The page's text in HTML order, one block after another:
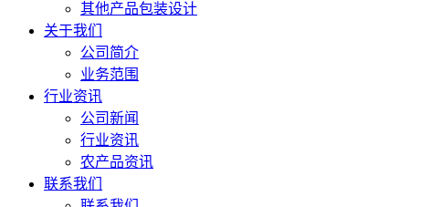
其他产品包装设计
关于我们
公司简介
业务范围
行业资讯
公司新闻
行业资讯
农产品资讯
联系我们